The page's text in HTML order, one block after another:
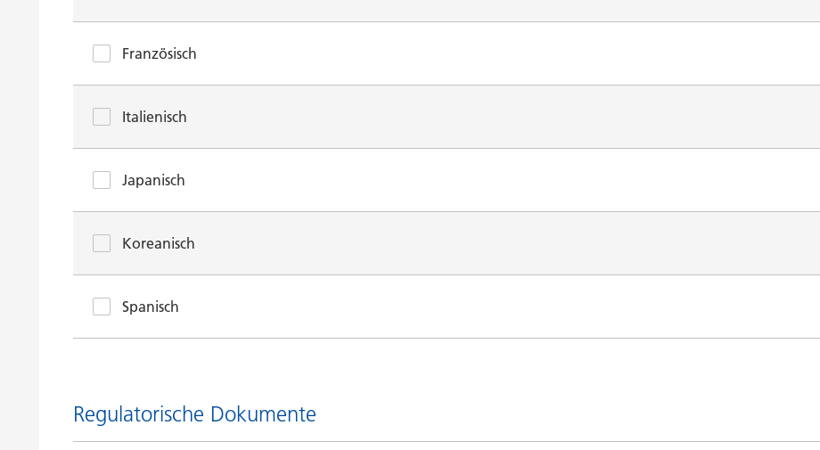
Französisch
Italienisch
Japanisch
Koreanisch
Spanisch
Regulatorische Dokumente